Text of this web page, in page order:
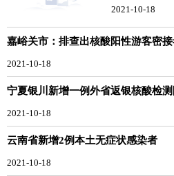
2021-10-18
嘉峪关市：排查出核酸阳性游客密
2021-10-18
宁夏银川新增一例外省返银核酸检
2021-10-18
云南省新增2例本土无症状感染者
2021-10-18